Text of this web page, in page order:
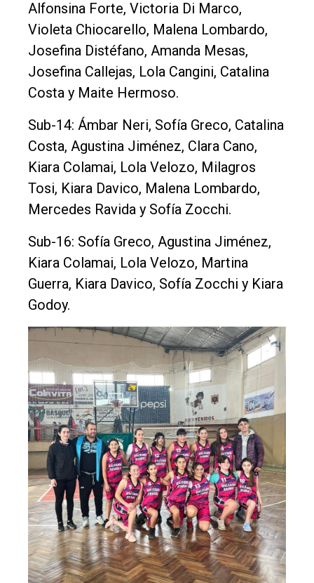
Alfonsina Forte, Victoria Di Marco,
Violeta Chiocarello, Malena Lombardo,
Josefina Distéfano, Amanda Mesas,
Josefina Callejas, Lola Cangini, Catalina
Costa y Maite Hermoso.
Sub-14: Ámbar Neri, Sofía Greco, Catalina
Costa, Agustina Jiménez, Clara Cano,
Kiara Colamai, Lola Velozo, Milagros
Tosi, Kiara Davico, Malena Lombardo,
Mercedes Ravida y Sofía Zocchi.
Sub-16: Sofía Greco, Agustina Jiménez,
Kiara Colamai, Lola Velozo, Martina
Guerra, Kiara Davico, Sofía Zocchi y Kiara
Godoy.